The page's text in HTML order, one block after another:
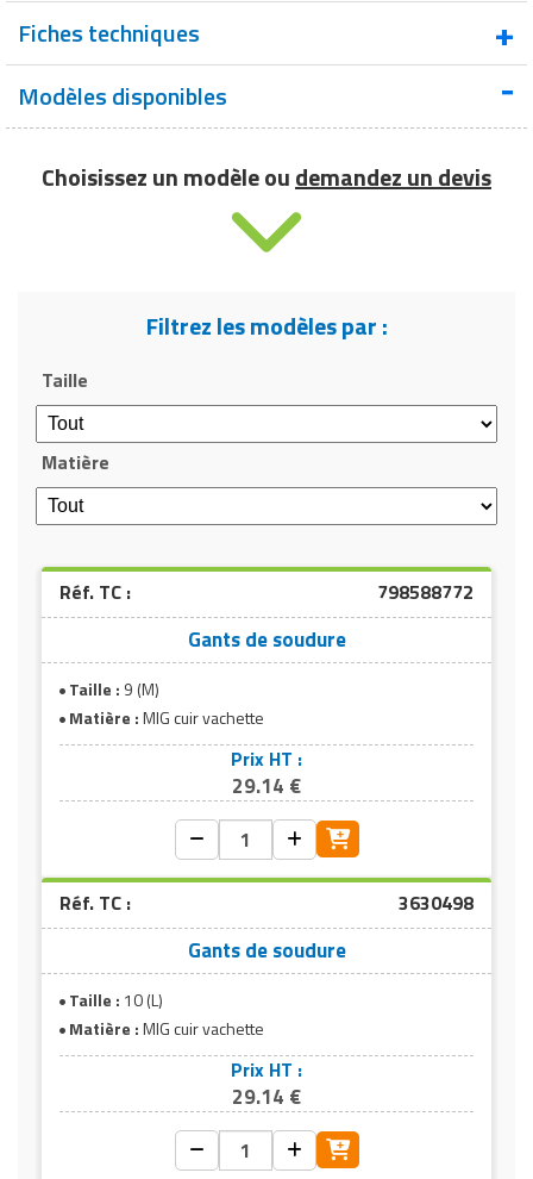
Fiches techniques
Fiche technique : Gants de soudure
Modèles disponibles
Choisissez un modèle oudemandez un devis
Filtrez les modèles par :
Taille
Matière
Réf. TC : 798588772
Gants de soudure
Taille : 9 (M)
Matière :MIG cuir vachette
Prix HT :
29.14 €
Réf. TC : 3630498
Gants de soudure
Taille : 10 (L)
Matière :MIG cuir vachette
Prix HT :
29.14 €